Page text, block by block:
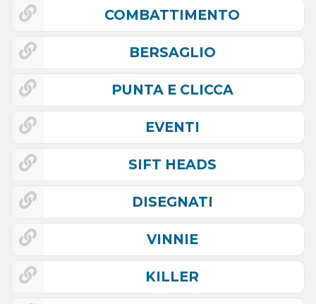
COMBATTIMENTO
BERSAGLIO
PUNTA E CLICCA
EVENTI
SIFT HEADS
DISEGNATI
VINNIE
KILLER